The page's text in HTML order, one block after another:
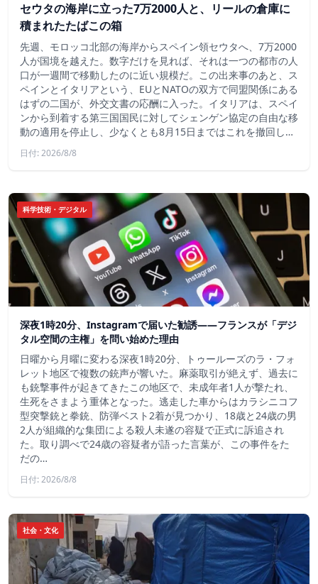
セウタの海岸に立った7万2000人と、リールの倉庫に
積まれたたばこの箱
先週、モロッコ北部の海岸からスペイン領セウタへ、7万2000
人が国境を越えた。数字だけを見れば、それは一つの都市の人
口が一週間で移動したのに近い規模だ。この出来事のあと、ス
ペインとイタリアという、EUとNATOの双方で同盟関係にある
はずの二国が、外交文書の応酬に入った。イタリアは、スペイ
ンから到着する第三国国民に対してシェンゲン協定の自由な移
動の適用を停止し、少なくとも8月15日まではこれを撤回し…
日付: 2026/8/8
科学技術・デジタル
深夜1時20分、Instagramで届いた勧誘――フランスが「デジ
タル空間の主権」を問い始めた理由
日曜から月曜に変わる深夜1時20分、トゥールーズのラ・フォ
レット地区で複数の銃声が響いた。麻薬取引が絶えず、過去に
も銃撃事件が起きてきたこの地区で、未成年者1人が撃たれ、
生死をさまよう重体となった。逃走した車からはカラシニコフ
型突撃銃と拳銃、防弾ベスト2着が見つかり、18歳と24歳の男
2人が組織的な集団による殺人未遂の容疑で正式に訴追され
た。取り調べで24歳の容疑者が語った言葉が、この事件をた
だの…
日付: 2026/8/8
社会・文化